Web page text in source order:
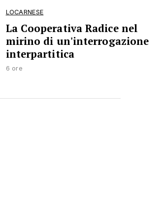
LOCARNESE
La Cooperativa Radice nel
mirino di un'interrogazione
interpartitica
6 ore